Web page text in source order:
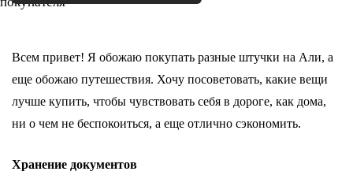
Всем привет! Я обожаю покупать разные штучки на Али, а
еще обожаю путешествия. Хочу посоветовать, какие вещи
лучше купить, чтобы чувствовать себя в дороге, как дома,
ни о чем не беспокоиться, а еще отлично сэкономить.
Хранение документов